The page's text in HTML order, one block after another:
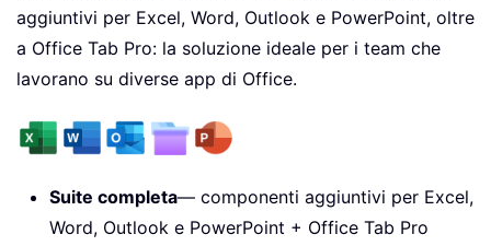
aggiuntivi per Excel, Word, Outlook e PowerPoint, oltre
a Office Tab Pro: la soluzione ideale per i team che
lavorano su diverse app di Office.
Suite completa— componenti aggiuntivi per Excel,
Word, Outlook e PowerPoint + Office Tab Pro